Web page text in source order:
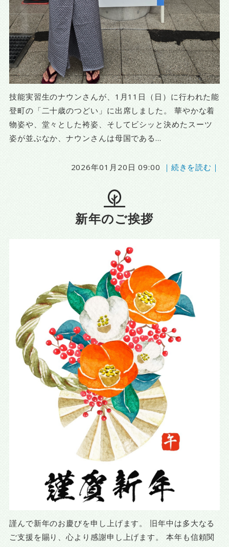
技能実習生のナウンさんが、1月11日（日）に行われた能
登町の「二十歳のつどい」に出席しました。 華やかな着
物姿や、堂々とした袴姿、そしてビシッと決めたスーツ
姿が並ぶなか、ナウンさんは母国である...
2026年01月20日 09:00 ｜続きを読む｜
新年のご挨拶
謹んで新年のお慶びを申し上げます。 旧年中は多大なる
ご支援を賜り、心より感謝申し上げます。 本年も信頼関